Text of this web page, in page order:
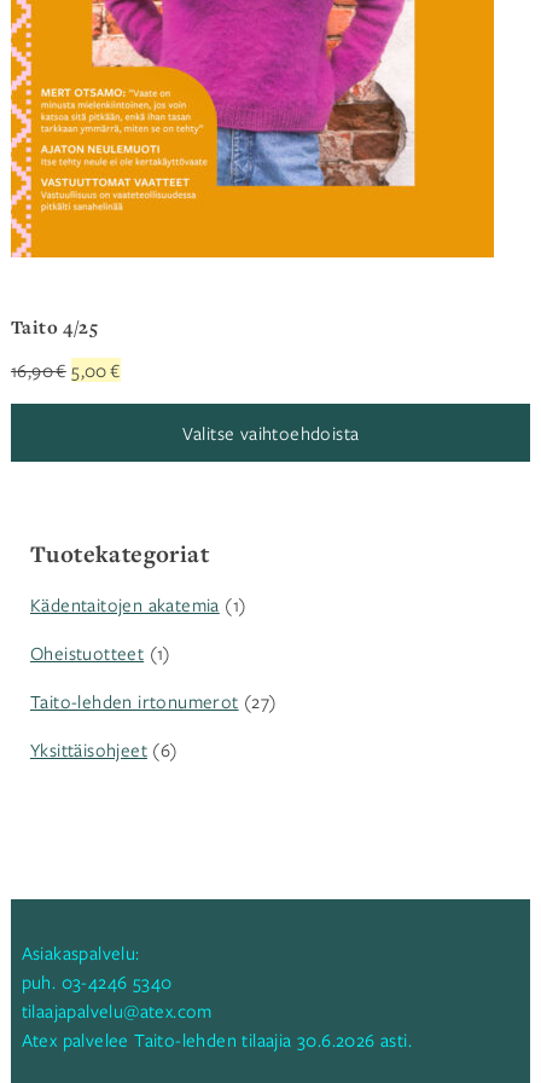
Taito 4/25
16,90€ Alkuperäinen
hinta
16,90 €.
5,00€Nykyinen
hinta
5,00 €.
Valitse vaihtoehdoista
Tuotekategoriat
Kädentaitojen akatemia (1)
Oheistuotteet (1)
Taito-lehden irtonumerot (27)
Yksittäisohjeet (6)
Asiakaspalvelu:
puh. 03-4246 5340
tilaajapalvelu@atex.com
Atex palvelee Taito-lehden tilaajia 30.6.2026 asti.